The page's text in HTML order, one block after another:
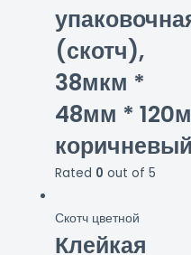
(скотч),
38мкм *
48мм *
коричневый
Rated 0 out of 5
Скотч цветной
Клейкая